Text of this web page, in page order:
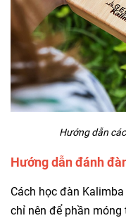
Hướng dẫn
Hướng dẫn đánh
Cách học đàn
chỉ nên để phần